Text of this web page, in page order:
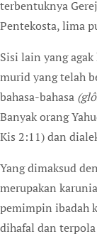
terbentuknya
Pentekosta, lima
Sisi lain yang
murid yang telah
bahasa-bahasa
Banyak orang
Kis 2:11) dan
Yang dimaksud
merupakan
pemimpin ibadah
dihafal dan